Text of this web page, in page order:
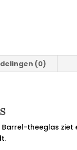
(0)
theeglas ziet